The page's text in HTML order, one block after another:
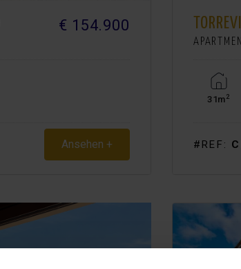
€ 154.900
Ansehen +
31m2
#REF: